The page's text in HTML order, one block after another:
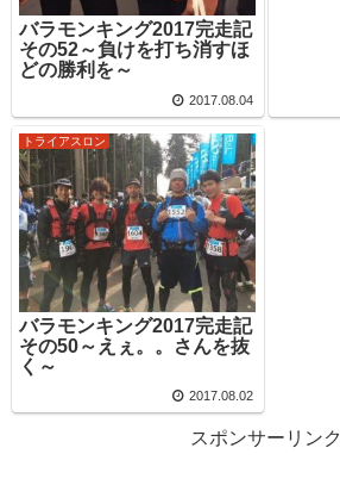
バラモンキング2017完走記
その52～負けを打ち消すほ
どの勝利を～
2017.08.04
トライアスロン
バラモンキング2017完走記
その50～えぇ。。さんを抜
く～
2017.08.02
スポンサーリンク